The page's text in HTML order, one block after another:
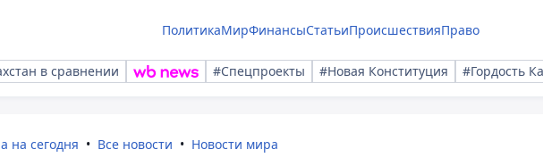
ПолитикаМирФинансыСтатьиПроисшествияПраво
в сравнении #Спецпроекты #Новая Конституция #Гордость
на сегодня Все новости Новости мира